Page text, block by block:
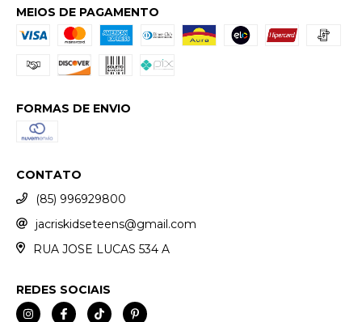
MEIOS DE PAGAMENTO
FORMAS DE ENVIO
CONTATO
(85) 996929800
jacriskidseteens@gmail.com
RUA JOSE LUCAS 534 A
REDES SOCIAIS